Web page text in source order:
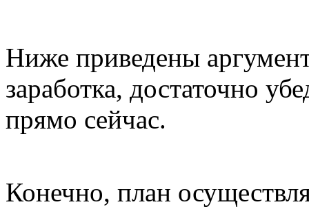
Ниже приведены
заработка, достаточно
прямо сейчас.
Конечно, план